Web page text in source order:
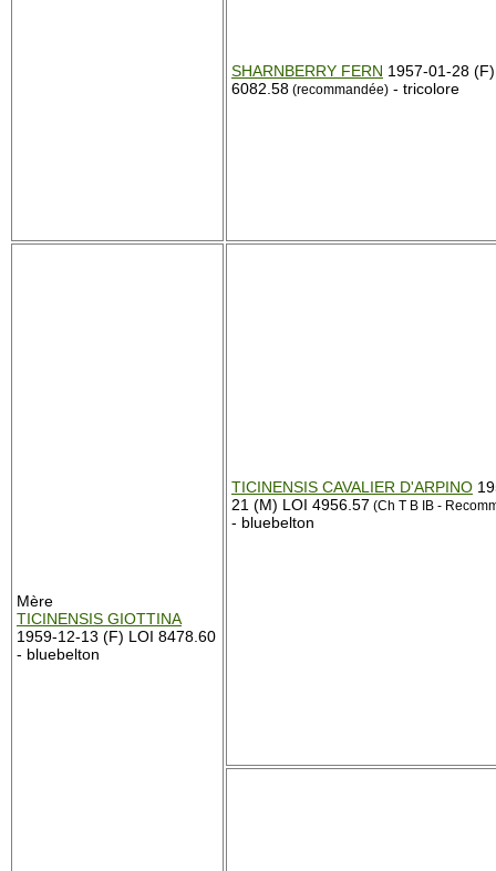
SHARNBERRY FERN 1957-01-28
6082.58 (recommandée) - tricolore
Mère
TICINENSIS GIOTTINA
1959-12-13 (F) LOI 8478.60
- bluebelton
TICINENSIS CAVALIER D'ARPINO
21 (M) LOI 4956.57 (Ch T B IB -
- bluebelton